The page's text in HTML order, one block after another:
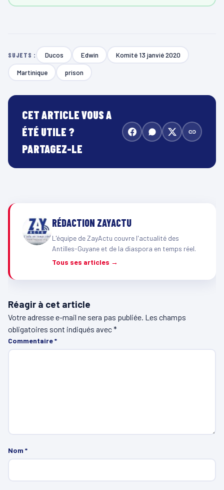
SUJETS : Ducos Edwin Komité 13 janvié 2020
Martinique prison
CET ARTICLE VOUS A
ÉTÉ UTILE ?
PARTAGEZ-LE
RÉDACTION ZAYACTU
L'équipe de ZayActu couvre l'actualité des
Antilles-Guyane et de la diaspora en temps réel.
Tous ses articles →
Réagir à cet article
Votre adresse e-mail ne sera pas publiée. Les champs
obligatoires sont indiqués avec*
Commentaire*
Nom *